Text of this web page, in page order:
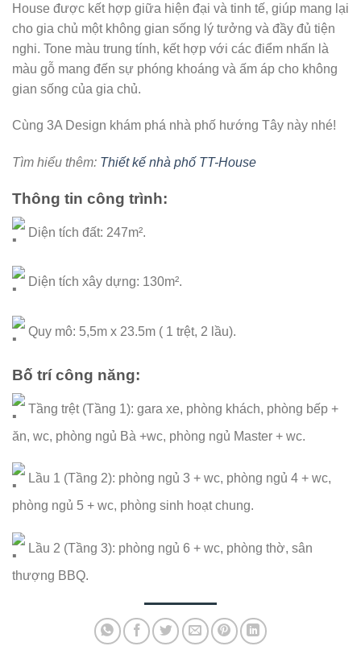
House được kết hợp giữa hiện đại và tinh tế, giúp mang lại
cho gia chủ một không gian sống lý tưởng và đầy đủ tiện
nghi. Tone màu trung tính, kết hợp với các điểm nhấn là
màu gỗ mang đến sự phóng khoáng và ấm áp cho không
gian sống của gia chủ.
Cùng 3A Design khám phá nhà phố hướng Tây này nhé!
Tìm hiểu thêm: Thiết kế nhà phố TT-House
Thông tin công trình:
Diện tích đất: 247m².
Diện tích xây dựng: 130m².
Quy mô: 5,5m x 23.5m ( 1 trệt, 2 lầu).
Bố trí công năng:
Tầng trệt (Tầng 1): gara xe, phòng khách, phòng bếp +
ăn, wc, phòng ngủ Bà +wc, phòng ngủ Master + wc.
Lầu 1 (Tầng 2): phòng ngủ 3 + wc, phòng ngủ 4 + wc,
phòng ngủ 5 + wc, phòng sinh hoạt chung.
Lầu 2 (Tầng 3): phòng ngủ 6 + wc, phòng thờ, sân
thượng BBQ.